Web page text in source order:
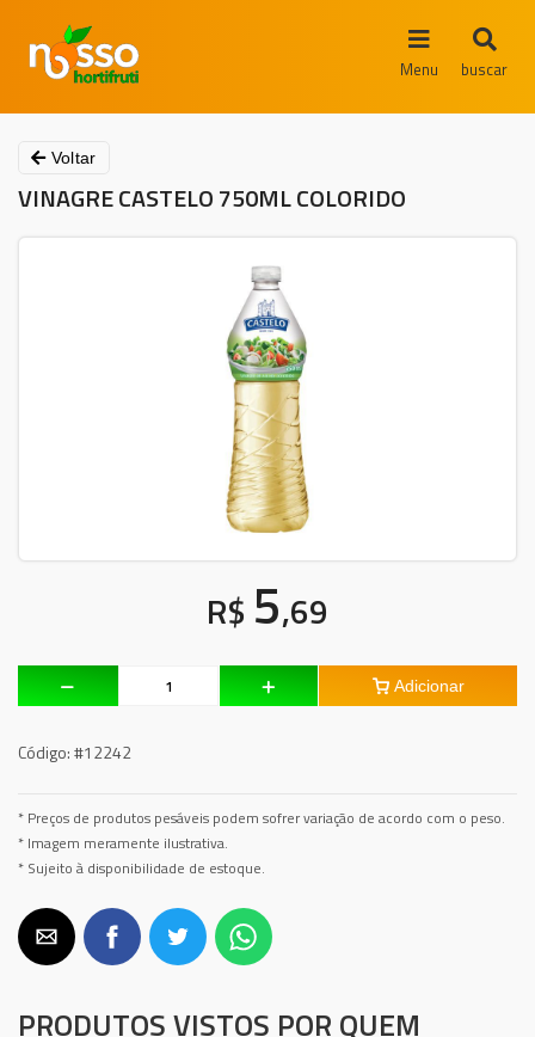
Menu buscar
Voltar
VINAGRE CASTELO 750ML COLORIDO
R$ 5,69
Adicionar
Código:#12242
* Preços de produtos pesáveis podem sofrer variação de acordo com o peso.
* Imagem meramente ilustrativa.
* Sujeito à disponibilidade de estoque.
PRODUTOS VISTOS POR QUEM